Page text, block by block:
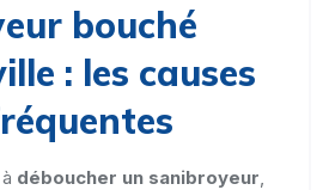
bouché
: les causes
déboucher un sanibroyeur